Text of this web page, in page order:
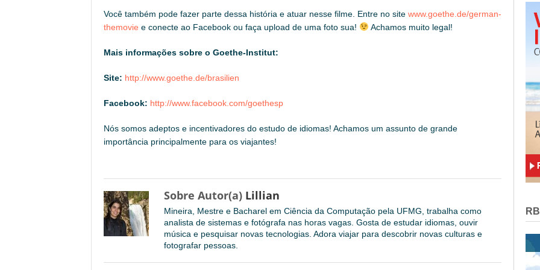
Você também pode fazer parte dessa história e atuar nesse filme. Entre no site www.goethe.de/german-
themovie e conecte ao Facebook ou faça upload de uma foto sua! Achamos muito legal!
Mais informações sobre o Goethe-Institut:
Site: http://www.goethe.de/brasilien
Facebook: http://www.facebook.com/goethesp
Nós somos adeptos e incentivadores do estudo de idiomas! Achamos um assunto de grande
importância principalmente para os viajantes!
Sobre Autor(a) Lillian
Mineira, Mestre e Bacharel em Ciência da Computação pela UFMG, trabalha como
analista de sistemas e fotógrafa nas horas vagas. Gosta de estudar idiomas, ouvir
música e pesquisar novas tecnologias. Adora viajar para descobrir novas culturas e
fotografar pessoas.